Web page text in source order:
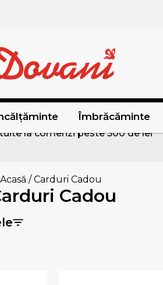
Îmbrăcăminte
la comenzi peste 500 de lei
Acasă / Carduri Cadou
Cadou